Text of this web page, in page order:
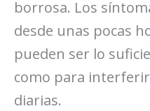
borrosa. Los
desde unas pocas
pueden ser lo
como para
diarias.